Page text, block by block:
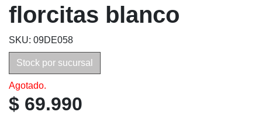
florcitas blanco
SKU: 09DE058
Stock por sucursal
Agotado.
$ 69.990